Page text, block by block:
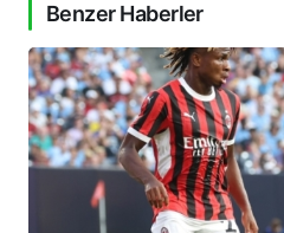
Benzer Haberler